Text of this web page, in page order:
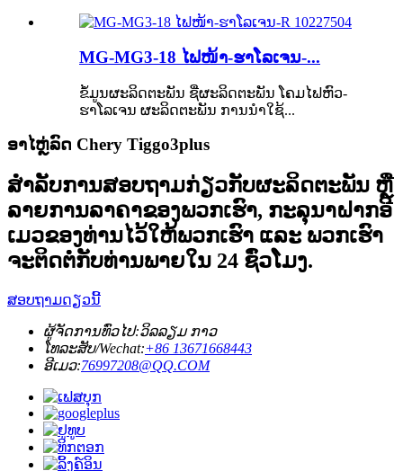
MG-MG3-18 ໄຟໜ້າ-ຮາໂລເຈນ-...
ຂໍ້ມູນຜະລິດຕະພັນ ຊື່ຜະລິດຕະພັນ ໂຄມໄຟຫົວ-
ຮາໂລເຈນ ຜະລິດຕະພັນ ການນຳໃຊ້...
ອາໄຫຼ່ລົດ Chery Tiggo3plus
ສຳລັບການສອບຖາມກ່ຽວກັບຜະລິດຕະພັນ ຫຼື
ລາຍການລາຄາຂອງພວກເຮົາ, ກະລຸນາຝາກອີ
ເມວຂອງທ່ານໄວ້ໃຫ້ພວກເຮົາ ແລະ ພວກເຮົາ
ຈະຕິດຕໍ່ກັບທ່ານພາຍໃນ 24 ຊົ່ວໂມງ.
ສອບຖາມດຽວນີ້
ຜູ້ຈັດການທົ່ວໄປ:ວິລລຽມ ກາວ
ໂທລະສັບ/Wechat:+86 13671668443
ອີເມວ:76997208@QQ.COM